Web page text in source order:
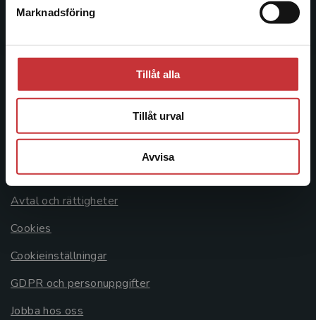
Marknadsföring
Tillåt alla
Tillåt urval
Avvisa
046-31 21 00
Systemkrav
Allmänna länkar
Om oss
Avtal och rättigheter
Cookies
Cookieinställningar
GDPR och personuppgifter
Jobba hos oss